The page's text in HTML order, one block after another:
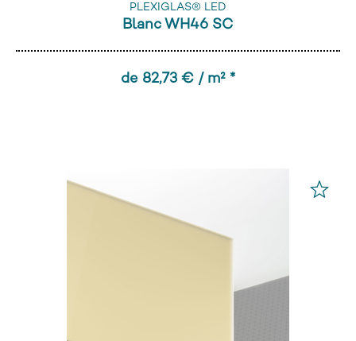
PLEXIGLAS® LED
Blanc WH46 SC
de 82,73 € / m² *